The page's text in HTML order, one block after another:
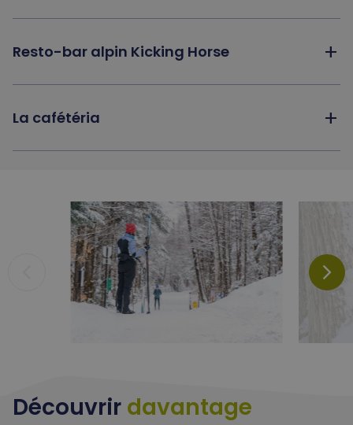
Resto-bar alpin Kicking Horse add
La cafétéria add
arrow_forward_ios
Découvrir davantage